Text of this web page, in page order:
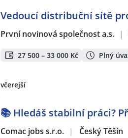
Vedoucí distribuční sítě
První novinová společnost a.s. |
27 500 – 33 000 Kč Plný
včerejší
📚 Hledáš stabilní práci?
Comac jobs s.r.o. | Český Těšín